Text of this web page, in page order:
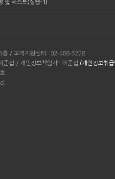
및 테스트(실습-1)
층 / 고객지원센터 : 02-486-3228
섭 / 개인정보책임자 : 이준섭 (개인정보취